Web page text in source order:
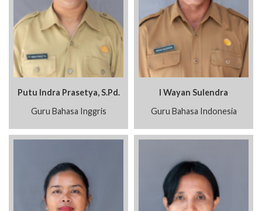
Putu Indra Prasetya, S.Pd.
Guru Bahasa Inggris
I Wayan Sulendra
Guru Bahasa Indonesia